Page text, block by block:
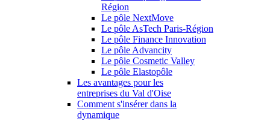
Région
Le pôle NextMove
Le pôle AsTech Paris-Région
Le pôle Finance Innovation
Le pôle Advancity
Le pôle Cosmetic Valley
Le pôle Elastopôle
Les avantages pour les
entreprises du Val d'Oise
Comment s'insérer dans la
dynamique